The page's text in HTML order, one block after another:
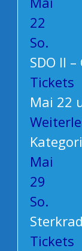
22
So.
SDO II
Tickets
Mai 22
Mai
29
So.
Tickets